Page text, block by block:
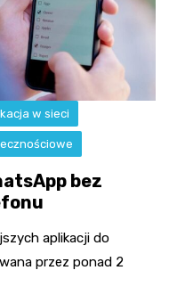
w sieci
bez
aplikacji do
przez ponad 2